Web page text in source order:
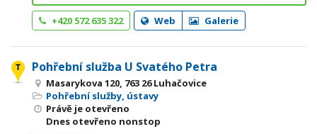
+420 572 635 322 Web Galerie
Pohřební služba U Svatého Petra
Masarykova 120, 763 26 Luhačovice
Pohřební služby, ústavy
Právě je otevřeno
Dnes otevřeno nonstop